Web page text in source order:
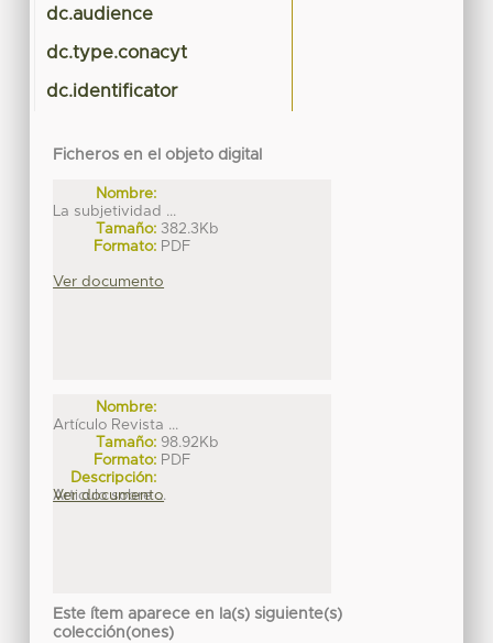
dc.audience
dc.type.conacyt
dc.identificator
Ficheros en el objeto digital
Nombre:
La subjetividad ...
Tamaño: 382.3Kb
Formato: PDF
Ver documento
Nombre:
Artículo Revista ...
Tamaño: 98.92Kb
Formato: PDF
Descripción:
Articulo sobre ...
Ver documento
Este ítem aparece en la(s) siguiente(s)
colección(ones)